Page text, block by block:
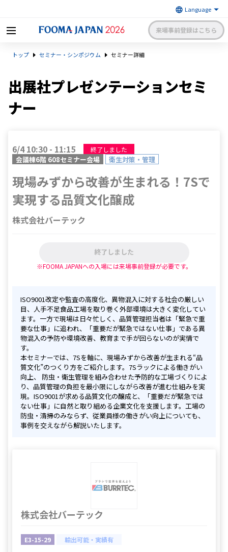
来場事前登録はこちら
級の食品製造総合展〜 | 一般社
日本食品機械工業会
トップ セミナー・シンポジウム セミナー詳細
出展社プレゼンテーションセミ
ナー
6/4 10:30 - 11:15 終了しました
会議棟6階 608セミナー会場 衛生対策・管理
現場みずから改善が生まれる！7Sで
実現する品質文化醸成
株式会社バーテック
終了しました
※FOOMA JAPANへの入場には来場事前登録が必要です。
ISO9001改定や監査の高度化、異物混入に対する社会の厳しい
目、人手不足――食品工場を取り巻く外部環境は大きく変化してい
ます。一方で現場は日々忙しく、品質管理担当者は「緊急で重
要な仕事」に追われ、「重要だが緊急ではない仕事」である異
物混入の予防や環境改善、教育まで手が回らないのが実情で
す。
本セミナーでは、7Sを軸に、現場みずから改善が生まれる“品
質文化”のつくり方をご紹介します。7Sラックによる働きがい
向上、 防虫・衛生管理を組み合わせた予防的な工場づくりによ
り、品質管理の負担を最小限にしながら改善が進む仕組みを実
現。ISO9001が求める品質文化の醸成と、「重要だが緊急では
ない仕事」に自然と取り組める企業文化を支援します。工場の
防虫・清掃のみならず、従業員様の働きがい向上についても、
事例を交えながら解説いたします。
株式会社バーテック
E3-15-29 輸出可能・実績有